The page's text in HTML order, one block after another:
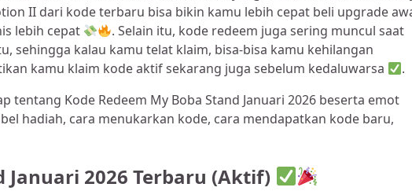
II dari kode terbaru bisa bikin kamu lebih cepat beli upgrade
lebih cepat
. Selain itu, kode redeem juga sering muncul saat
sehingga kalau kamu telat klaim, bisa-bisa kamu kehilangan
kamu klaim kode aktif sekarang juga sebelum kedaluwarsa
.
tentang Kode Redeem My Boba Stand Januari 2026 beserta emot
hadiah, cara menukarkan kode, cara mendapatkan kode baru,
Januari 2026 Terbaru (Aktif)